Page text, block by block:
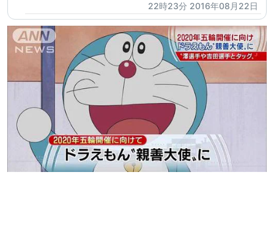
22時23分 2016年08月22日